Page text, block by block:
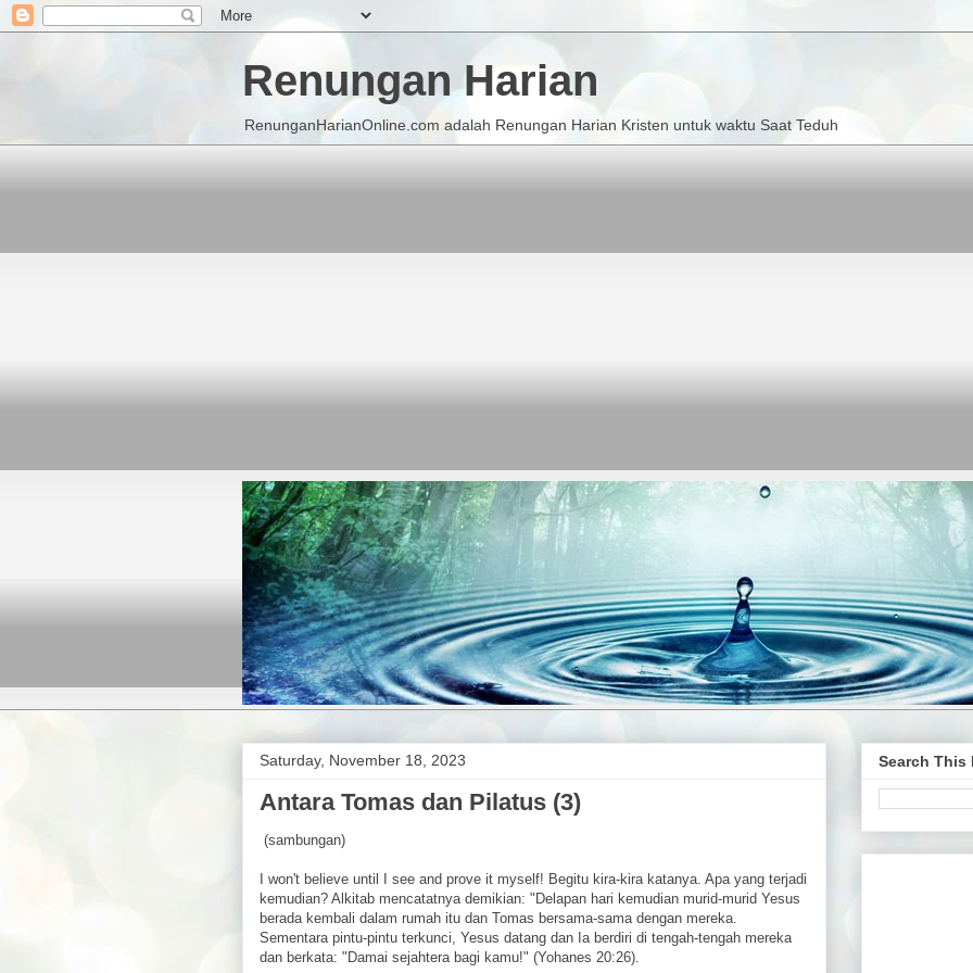
Renungan Harian
RenunganHarianOnline.com adalah Renungan Harian Kristen untuk waktu Saat Teduh
Saturday, November 18, 2023
Antara Tomas dan Pilatus (3)
(sambungan)
I won't believe until I see and prove it myself! Begitu kira-kira katanya. Apa yang terjadi
kemudian? Alkitab mencatatnya demikian: "Delapan hari kemudian murid-murid Yesus
berada kembali dalam rumah itu dan Tomas bersama-sama dengan mereka.
Sementara pintu-pintu terkunci, Yesus datang dan Ia berdiri di tengah-tengah mereka
dan berkata: "Damai sejahtera bagi kamu!" (Yohanes 20:26).
Search This